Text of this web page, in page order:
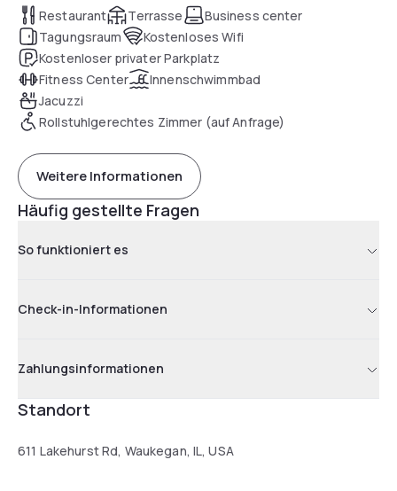
Restaurant Terrasse
Business center
Tagungsraum
Kostenloses Wifi
Kostenloser privater Parkplatz
Fitness Center
Innenschwimmbad
Jacuzzi
Rollstuhlgerechtes Zimmer (auf Anfrage)
Weitere Informationen
Häufig gestellte Fragen
So funktioniert es
Check-in-Informationen
Zahlungsinformationen
Standort
611 Lakehurst Rd, Waukegan, IL, USA